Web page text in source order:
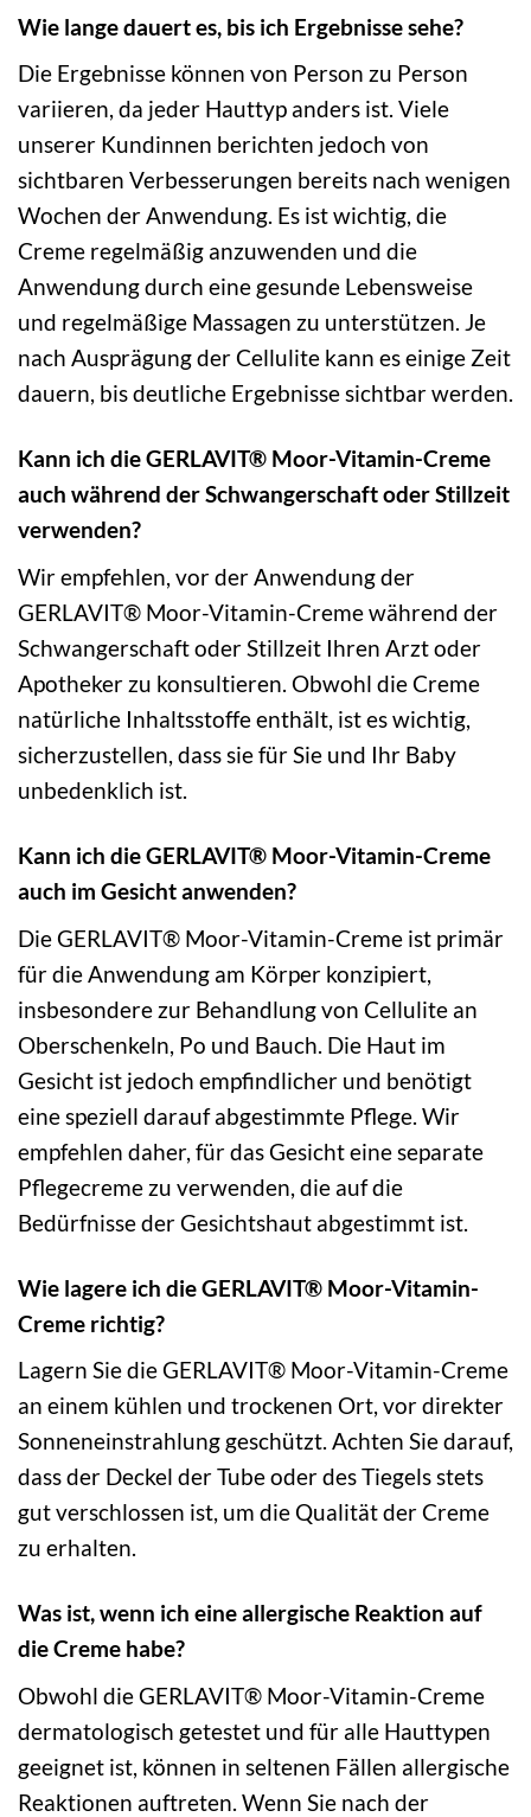
Wie lange dauert es, bis ich Ergebnisse sehe?
Die Ergebnisse können von Person zu Person
variieren, da jeder Hauttyp anders ist. Viele
unserer Kundinnen berichten jedoch von
sichtbaren Verbesserungen bereits nach wenigen
Wochen der Anwendung. Es ist wichtig, die
Creme regelmäßig anzuwenden und die
Anwendung durch eine gesunde Lebensweise
und regelmäßige Massagen zu unterstützen. Je
nach Ausprägung der Cellulite kann es einige Zeit
dauern, bis deutliche Ergebnisse sichtbar werden.
Kann ich die GERLAVIT® Moor-Vitamin-Creme
auch während der Schwangerschaft oder Stillzeit
verwenden?
Wir empfehlen, vor der Anwendung der
GERLAVIT® Moor-Vitamin-Creme während der
Schwangerschaft oder Stillzeit Ihren Arzt oder
Apotheker zu konsultieren. Obwohl die Creme
natürliche Inhaltsstoffe enthält, ist es wichtig,
sicherzustellen, dass sie für Sie und Ihr Baby
unbedenklich ist.
Kann ich die GERLAVIT® Moor-Vitamin-Creme
auch im Gesicht anwenden?
Die GERLAVIT® Moor-Vitamin-Creme ist primär
für die Anwendung am Körper konzipiert,
insbesondere zur Behandlung von Cellulite an
Oberschenkeln, Po und Bauch. Die Haut im
Gesicht ist jedoch empfindlicher und benötigt
eine speziell darauf abgestimmte Pflege. Wir
empfehlen daher, für das Gesicht eine separate
Pflegecreme zu verwenden, die auf die
Bedürfnisse der Gesichtshaut abgestimmt ist.
Wie lagere ich die GERLAVIT® Moor-Vitamin-
Creme richtig?
Lagern Sie die GERLAVIT® Moor-Vitamin-Creme
an einem kühlen und trockenen Ort, vor direkter
Sonneneinstrahlung geschützt. Achten Sie darauf,
dass der Deckel der Tube oder des Tiegels stets
gut verschlossen ist, um die Qualität der Creme
zu erhalten.
Was ist, wenn ich eine allergische Reaktion auf
die Creme habe?
Obwohl die GERLAVIT® Moor-Vitamin-Creme
dermatologisch getestet und für alle Hauttypen
geeignet ist, können in seltenen Fällen allergische
Reaktionen auftreten. Wenn Sie nach der